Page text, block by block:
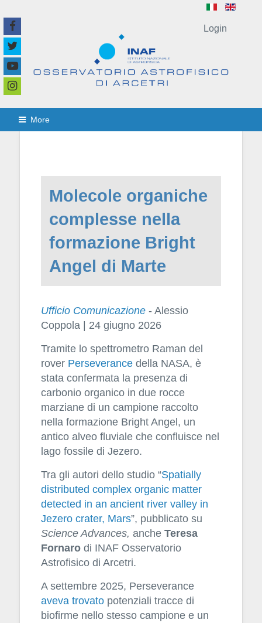
More
Molecole organiche
complesse nella
formazione Bright
Angel di Marte
Ufficio Comunicazione- Alessio
Coppola | 24 giugno 2026
Tramite lo spettrometro Raman del
rover Perseverancedella NASA, è
stata confermata la presenza di
carbonio organico in due rocce
marziane di un campione raccolto
nella formazione Bright Angel, un
antico alveo fluviale che confluisce nel
lago fossile di Jezero.
Tra gli autori dello studio “Spatially
distributed complex organic matter
detected in an ancient river valley in
Jezero crater, Mars”, pubblicato su
Science Advances, anche Teresa
Fornarodi INAF Osservatorio
Astrofisico di Arcetri.
A settembre 2025, Perseverance
aveva trovatopotenziali tracce di
biofirme nello stesso campione e un
Login